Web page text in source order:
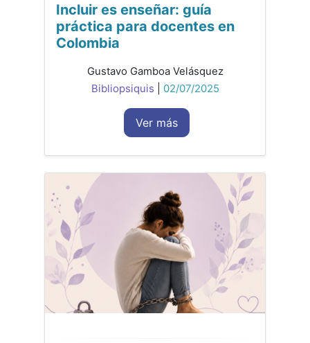
Incluir es enseñar: guía
práctica para docentes en
Colombia
Gustavo Gamboa Velásquez
Bibliopsiquis
02/07/2025
Ver más